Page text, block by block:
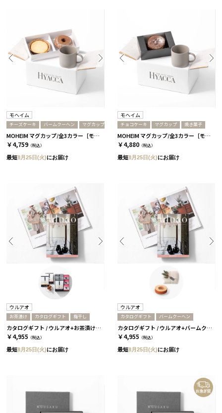
モヘイム
チーズケーキ バームクーヘン マグカップ
MOHEIM マグカップ/全3カラー［モヘイム］+バームクーヘン＆チーズケーキ グレー
￥4,759 （税込）
最短8月25日(火)にお届け
モヘイム
チョコケーキ マグカップ 焼き菓子
MOHEIM マグカップ/全3カラー［モヘイム］+濃厚フォンダンショコラ グレー
￥4,880 （税込）
最短8月25日(火)にお届け
ウルアオ
お茶漬け カタログギフト 梅干し
カタログギフト / ウルアオ+お茶漬け＆梅干しセット / アウレリアーナ
￥4,955 （税込）
最短8月25日(火)にお届け
ウルアオ
カタログギフト バームクーヘン
カタログギフト / ウルアオ+バームクーヘン / アウレリアーナ
￥4,955 （税込）
最短8月25日(火)にお届け